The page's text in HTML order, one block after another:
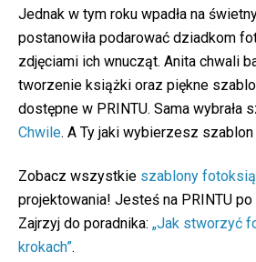
Jednak w tym roku wpadła na
postanowiła podarować dziadkom
zdjęciami ich wnucząt. Anita chwali
tworzenie książki oraz piękne
dostępne w PRINTU. Sama wybrała
Chwile. A Ty jaki wybierzesz
Zobacz wszystkie szablony
projektowania! Jesteś na PRINTU
Zajrzyj do poradnika: „Jak stworzyć
krokach”.